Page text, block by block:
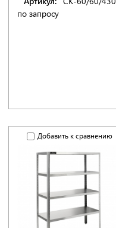
по запросу
Добавить к сравнению